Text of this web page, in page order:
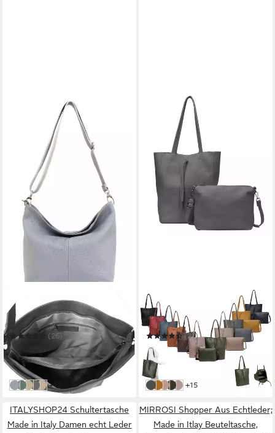
Schultertasche MADE IN
ITALY Damen Leder Tasche
Shopper Umhängetasche
Cross Over Body
(26)
64,95 € UVP 99,90 €
-35%
in 2-3 Werktagen bei dir
Hellgrau
MintTaupe
Dunkelgrau
Beigeweitere Farben:
+12
ITALYSHOP24
Schultertasche Damen XXL
Tasche Shopper
Umhängetasche Hobo City
Tote A4 Shopping Bag
(31)
37,95 € UVP59,95 €
-37%
in 2-3 Werktagen bei dir
Dunkelgrau
Senfgelb
Taupe V1
Olivgrün V1
Helltaupe
weitere Farben:
+15
ITALYSHOP24 Schultertasche
Made in Italy Damen echt Leder
MIRROSI Shopper Aus Echtleder;
Made in Itlay Beuteltasche,